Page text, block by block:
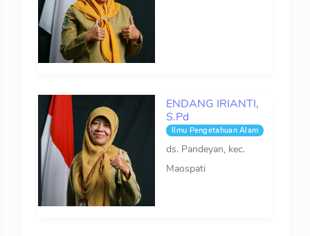
ENDANG IRIANTI,
S.Pd
Ilmu Pengetahuan Alam
ds. Pandeyan, kec.
Maospati